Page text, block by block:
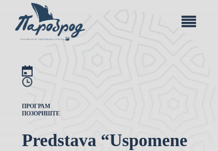
ПРОГРАМ
ПОЗОРИШТЕ
Predstava “Uspomene